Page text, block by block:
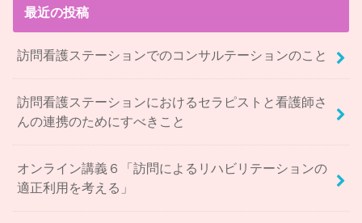
最近の投稿
訪問看護ステーションでのコンサルテーションのこと
訪問看護ステーションにおけるセラピストと看護師さ
んの連携のためにすべきこと
オンライン講義６「訪問によるリハビリテーションの
適正利用を考える」